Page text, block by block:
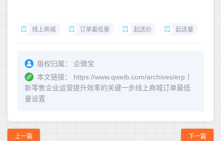
线上商城 订单最低量 起送价 起送量
版权归属：
企微宝
本文链接：
https://www.qweib.com/archives/erp丨
新零售企业运营提升效率的关键一步线上商城订单最低
量设置
上一篇 下一篇